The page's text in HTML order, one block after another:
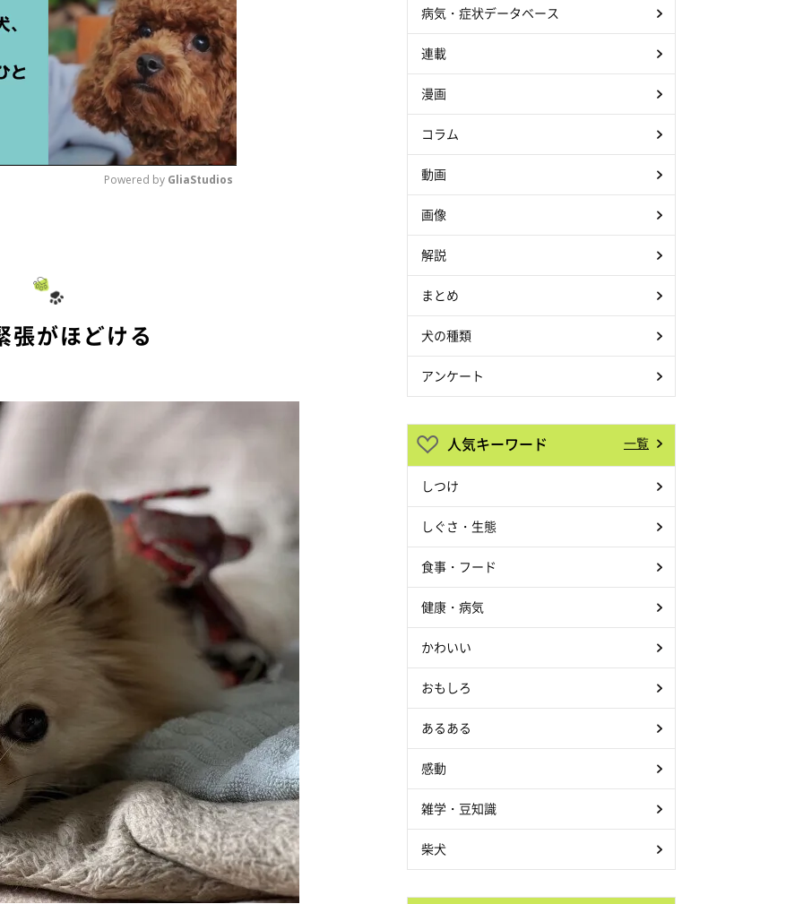
Powered by GliaStudios
張がほどける
病気・症状データベース
連載
漫画
コラム
動画
画像
解説
まとめ
犬の種類
アンケート
人気キーワード 一覧
しつけ
しぐさ・生態
食事・フード
健康・病気
かわいい
おもしろ
あるある
感動
雑学・豆知識
柴犬